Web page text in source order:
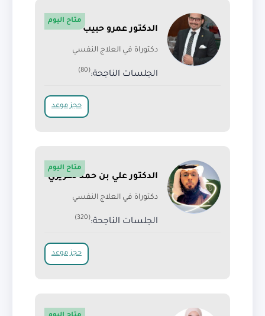
الدكتور عمرو حبيب
دكتوراة في العلاج النفسي
الجلسات الناجحة:(80)
متاح اليوم
حجز موعد
الدكتور علي بن حمد دغريري
دكتوراة في العلاج النفسي
الجلسات الناجحة:(320)
متاح اليوم
حجز موعد